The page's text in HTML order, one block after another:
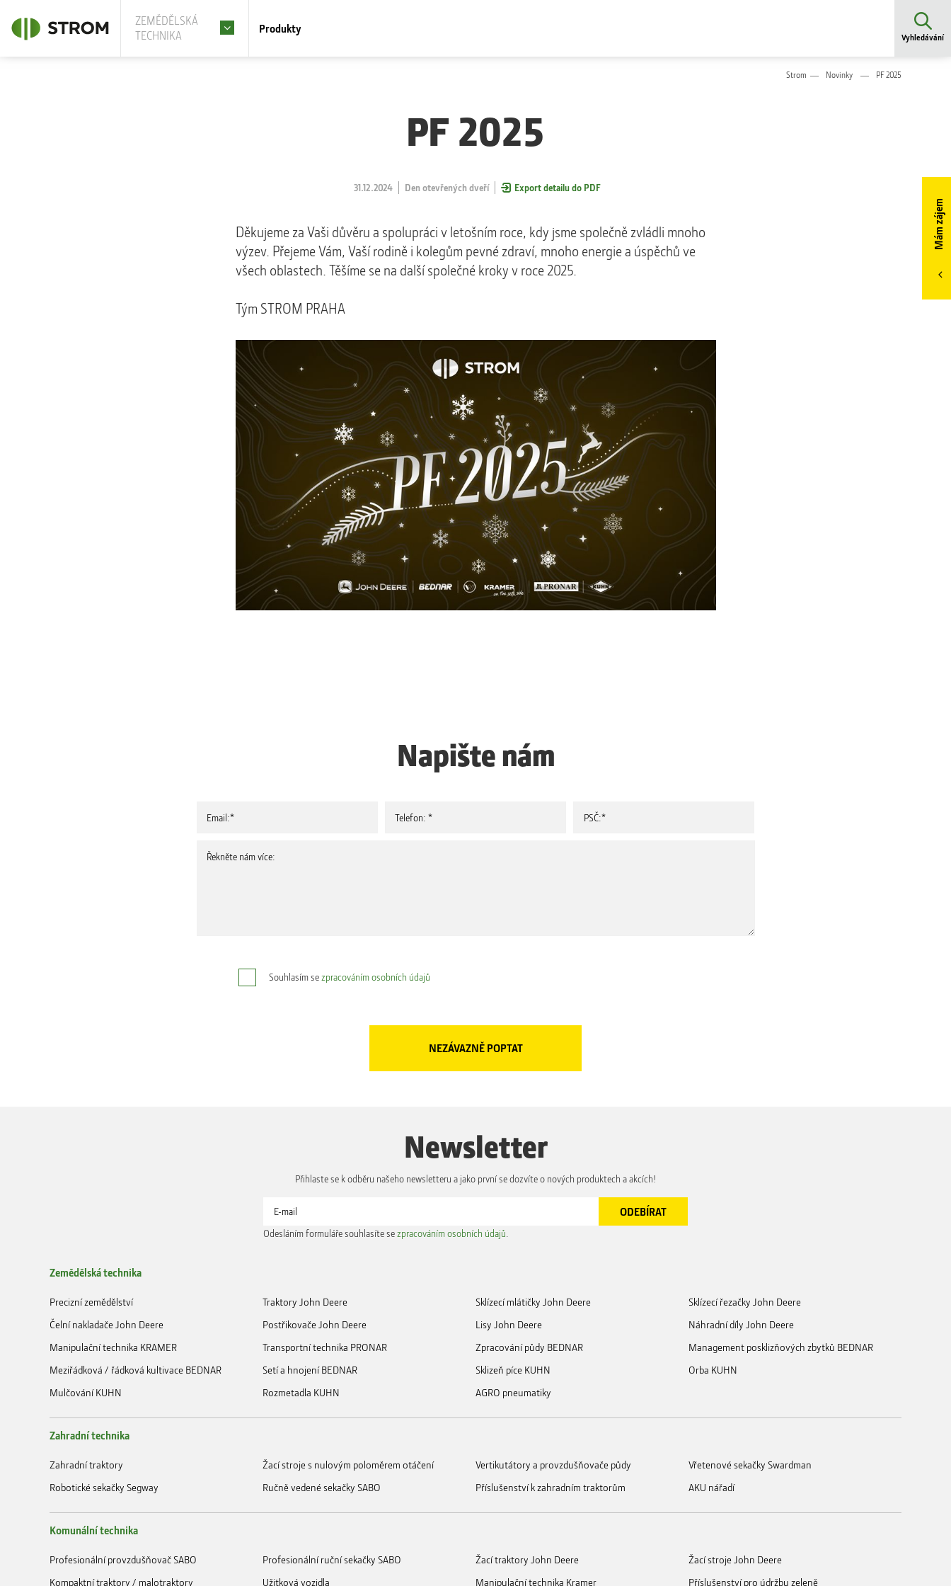
ZEMĚDĚLSKÁ
TECHNIKA
Produkty
Vyhledávání
Mám zájem
Strom Novinky PF 2025
PF 2025
31.12.2024 Den otevřených dveří Export detailu do PDF
Děkujeme za Vaši důvěru a spolupráci v letošním roce, kdy jsme společně zvládli mnoho
výzev. Přejeme Vám, Vaší rodině i kolegům pevné zdraví, mnoho energie a úspěchů ve
všech oblastech. Těšíme se na další společné kroky v roce 2025.
Tým STROM PRAHA
Napište nám
Souhlasím sezpracováním osobních údajů
Newsletter
Přihlaste se k odběru našeho newsletteru a jako první se dozvíte o nových produktech a akcích!
Odesláním formuláře souhlasíte sezpracováním osobních údajů
Zemědělská technika
Precizní zemědělství Traktory John Deere Sklízecí mlátičky John Deere
Sklízecí řezačky John Deere
Čelní nakladače John Deere
Postřikovače John Deere Lisy John Deere
Náhradní díly John Deere
Manipulační technika KRAMER
Transportní technika PRONAR Zpracování půdy BEDNAR
Management posklizňových zbytků BEDNAR
Meziřádková / řádková kultivace BEDNAR
Setí a hnojení BEDNAR Sklizeň píce KUHN
Orba KUHN
Mulčování KUHN
Rozmetadla KUHN AGRO pneumatiky
Zahradní technika
Zahradní traktory Žací stroje s nulovým poloměrem otáčení Vertikutátory a provzdušňovače půdy
Vřetenové sekačky Swardman
Robotické sekačky Segway
Ručně vedené sekačky SABO Příslušenství k zahradním traktorům AKU nářadí
Komunální technika
Profesionální provzdušňovač SABO Profesionální ruční sekačky SABO Žací traktory John Deere
Žací stroje John Deere
Kompaktní traktory / malotraktory
Užitková vozidla Manipulační technika Kramer Příslušenství pro údržbu zeleně